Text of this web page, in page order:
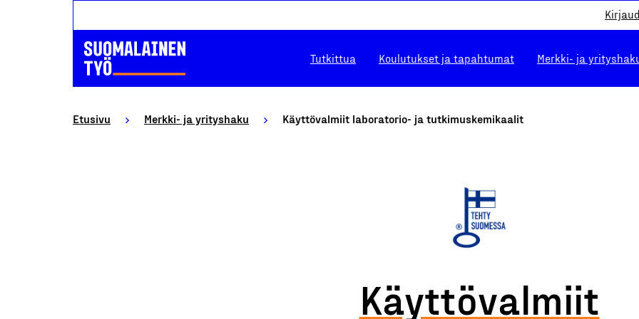
Tutkittua Koulutukset ja tapahtumat Merkki- ja
Etusivu Merkki- ja yrityshaku Käyttövalmiit laboratorio- ja tutkimuskemikaalit
Käyttövalmiit